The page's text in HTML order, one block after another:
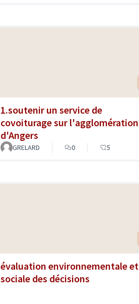
1.soutenir un service de
covoiturage sur l'agglomération
d'Angers
GRELARD 0 5
évaluation environnementale et
sociale des décisions